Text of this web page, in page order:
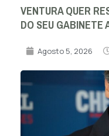
VENTURA QUER
DO SEU
Agosto 5, 2026